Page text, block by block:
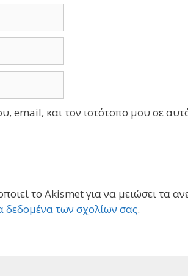
email, και τον ιστότοπο μου σε
το Akismet για να μειώσει τα
δεδομένα των σχολίων σας.